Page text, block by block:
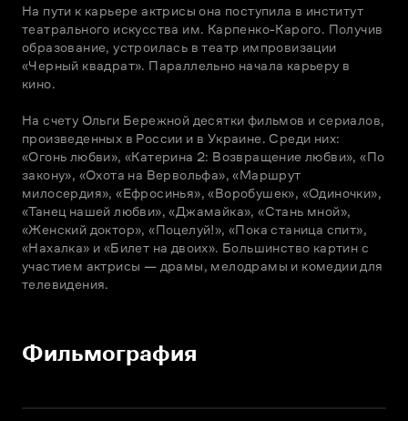
На пути к карьере актрисы она поступила в институт
театрального искусства им. Карпенко-Карого. Получив
образование, устроилась в театр импровизации
«Черный квадрат». Параллельно начала карьеру в
кино.
На счету Ольги Бережной десятки фильмов и сериалов,
произведенных в России и в Украине. Среди них:
«Огонь любви», «Катерина 2: Возвращение любви», «По
закону», «Охота на Вервольфа», «Маршрут
милосердия», «Ефросинья», «Воробушек», «Одиночки»,
«Танец нашей любви», «Джамайка», «Стань мной»,
«Женский доктор», «Поцелуй!», «Пока станица спит»,
«Нахалка» и «Билет на двоих». Большинство картин с
участием актрисы — драмы, мелодрамы и комедии для
телевидения.
Фильмография